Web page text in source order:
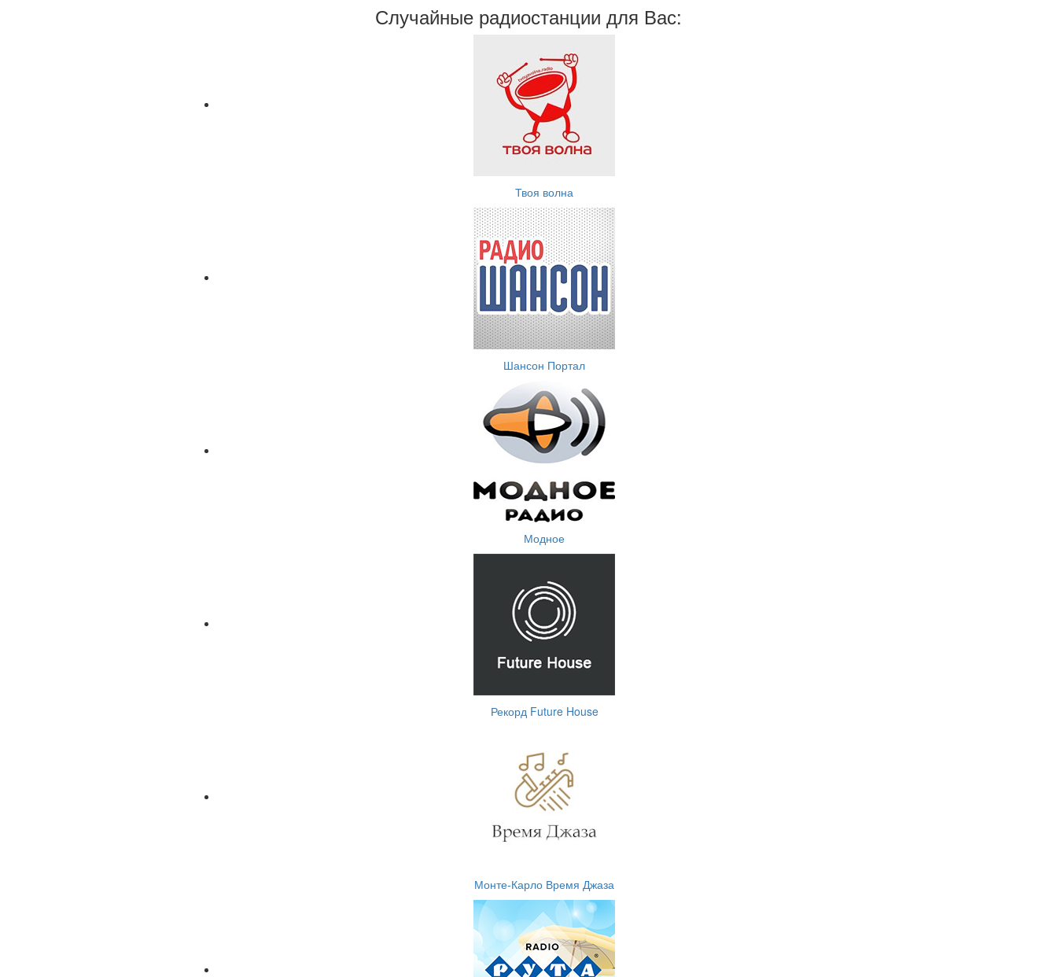
Случайные радиостанции для Вас:
Твоя волна
Шансон Портал
Модное
Рекорд Future House
Монте-Карло Время Джаза